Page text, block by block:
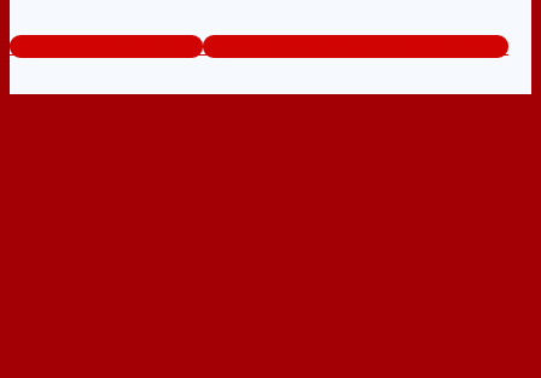
www.sieuthicuanhua.net Tổng đài tư vấn miễn phí: 0824.400.400